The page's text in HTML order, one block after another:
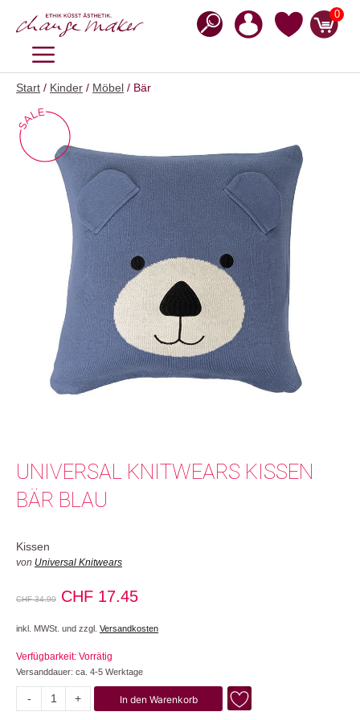
Inhalt
0
MENÜ
Start / Kinder / Möbel / Bär
UNIVERSAL KNITWEARS KISSEN
BÄR BLAU
Kissen
von Universal Knitwears
CHF34.90
Ursprünglicher
CHF 34.90
CHF 17.45Aktueller
CHF 17.45.
inkl. MWSt. und zzgl. Versandkosten
Verfügbarkeit: Vorrätig
Versanddauer: ca. 4-5 Werktage
- + In den Warenkorb